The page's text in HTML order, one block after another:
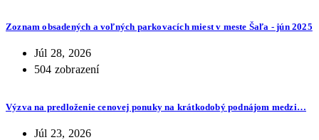
Zoznam obsadených a voľných parkovacích miest v meste Šaľa - jún 2025
Júl 28, 2026
504 zobrazení
Výzva na predloženie cenovej ponuky na krátkodobý podnájom medzi…
Júl 23, 2026